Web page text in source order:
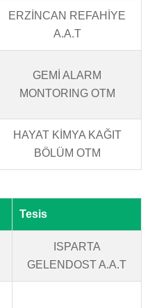
ERZİNCAN REFAHİYE
A.A.T
GEMİ ALARM
MONTORING OTM
HAYAT KİMYA KAĞIT
BÖLÜM OTM
Tesis
ISPARTA
GELENDOST A.A.T